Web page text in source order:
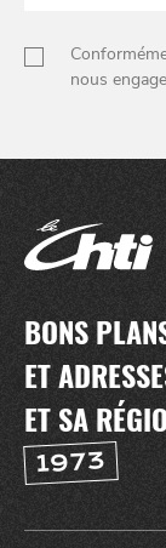
nous
BONS
ET
ET SA
1973